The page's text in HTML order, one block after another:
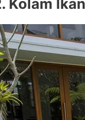
Kolam